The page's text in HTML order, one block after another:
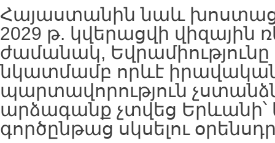
Հայաստանին նաև
2029 թ. կվերացվի վիզային
ժամանակ,
նկատմամբ որևէ
պարտավորություն
արձագանք չտվեց
գործընթաց սկսելու